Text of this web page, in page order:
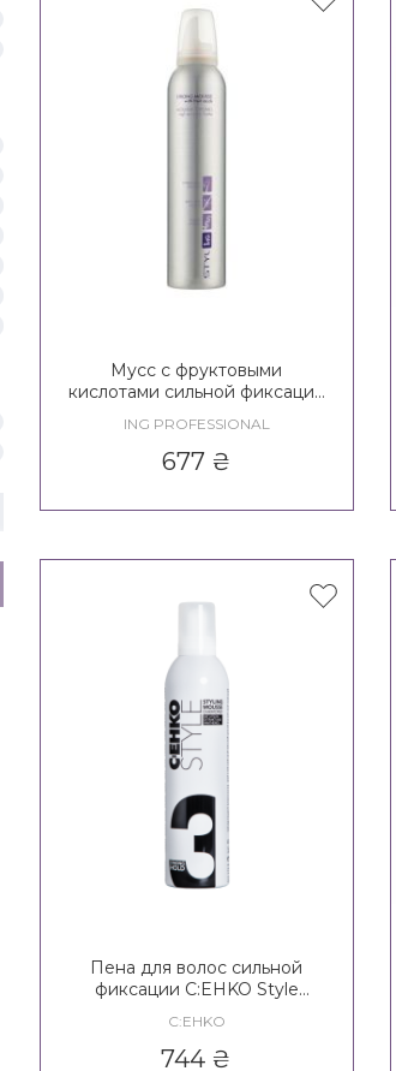
Мусс с фруктовыми
кислотами сильной фиксации
With Fruit Acids 3*
ING PROFESSIONAL
677₴
Пена для волос сильной
фиксации C:EHKO Style
C:EHKO
744 ₴